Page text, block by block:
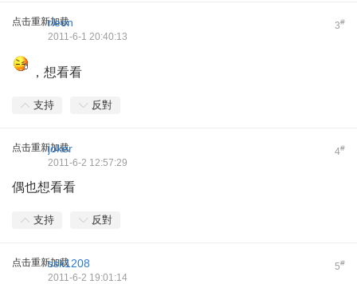
点击重新加载 3#
rleon
2011-6-1 20:40:13
，想看看
支持 反對
点击重新加载 4#
joker
2011-6-2 12:57:29
偶也想看看
支持 反對
点击重新加载 5#
ssk1208
2011-6-2 19:01:14